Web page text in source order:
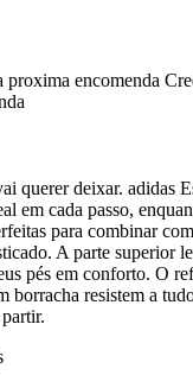
proxima encomenda
querer deixar. adidas
em cada passo,
para combinar
A parte superior
pés em conforto. O
borracha resistem a